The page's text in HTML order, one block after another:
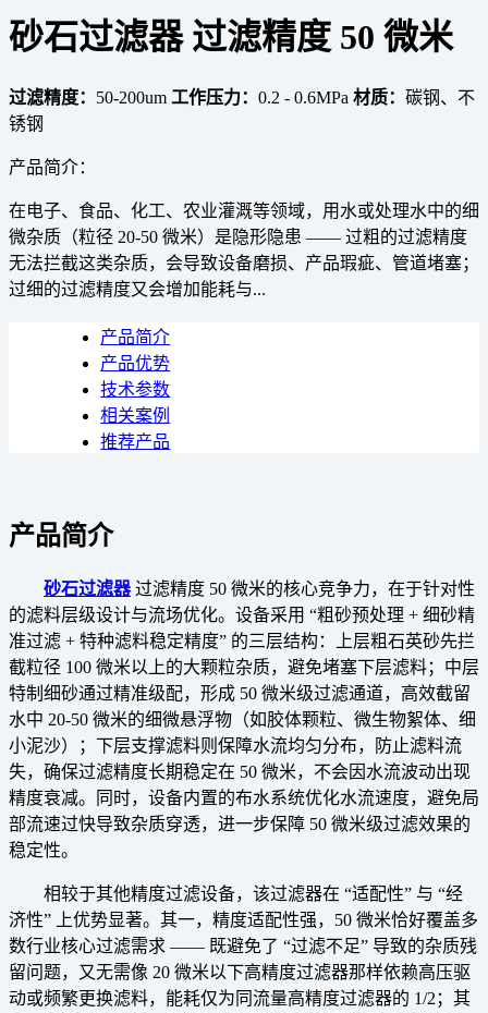
砂石过滤器 过滤精度 50 微米
过滤精度： 50-200um 工作压力： 0.2 - 0.6MPa 材质： 碳钢、不
锈钢
产品简介：
在电子、食品、化工、农业灌溉等领域，用水或处理水中的细
微杂质（粒径 20-50 微米）是隐形隐患 —— 过粗的过滤精度
无法拦截这类杂质，会导致设备磨损、产品瑕疵、管道堵塞；
过细的过滤精度又会增加能耗与...
产品简介
产品优势
技术参数
相关案例
推荐产品
产品简介
砂石过滤器过滤精度 50 微米的核心竞争力，在于针对性
的滤料层级设计与流场优化。设备采用 “粗砂预处理 + 细砂精
准过滤 + 特种滤料稳定精度” 的三层结构：上层粗石英砂先拦
截粒径 100 微米以上的大颗粒杂质，避免堵塞下层滤料；中层
特制细砂通过精准级配，形成 50 微米级过滤通道，高效截留
水中 20-50 微米的细微悬浮物（如胶体颗粒、微生物絮体、细
小泥沙）；下层支撑滤料则保障水流均匀分布，防止滤料流
失，确保过滤精度长期稳定在 50 微米，不会因水流波动出现
精度衰减。同时，设备内置的布水系统优化水流速度，避免局
部流速过快导致杂质穿透，进一步保障 50 微米级过滤效果的
稳定性。
相较于其他精度过滤设备，该过滤器在 “适配性” 与 “经
济性” 上优势显著。其一，精度适配性强，50 微米恰好覆盖多
数行业核心过滤需求 —— 既避免了 “过滤不足” 导致的杂质残
留问题，又无需像 20 微米以下高精度过滤器那样依赖高压驱
动或频繁更换滤料，能耗仅为同流量高精度过滤器的 1/2；其